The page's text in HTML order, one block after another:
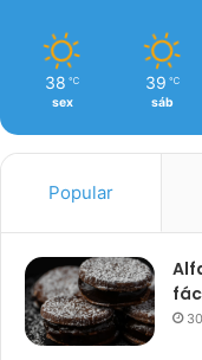
38 ℃
sex
39 ℃
sáb
Popular